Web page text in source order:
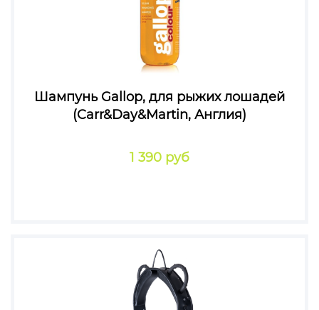
Шампунь Gallop, для рыжих лошадей
(Carr&Day&Martin, Англия)
1 390 руб